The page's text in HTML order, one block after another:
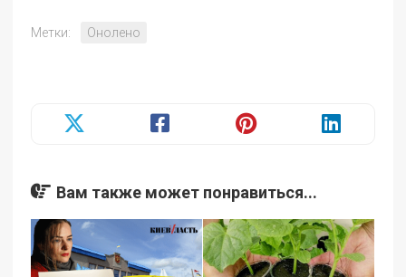
Метки: Онолено
Вам также может понравиться...